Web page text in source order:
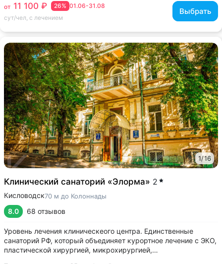
01.06-31.08
26%
от 11 100 ₽
сут/чел, с лечением
Выбрать
1/16
Клинический санаторий «Элорма» 2
Кисловодск70 м до Колоннады
8.0 68 отзывов
Уровень лечения клиническеого центра. Единственные
санаторий РФ, который объединяет курортное лечение с ЭКО,
пластической хирургией, микрохирургией,